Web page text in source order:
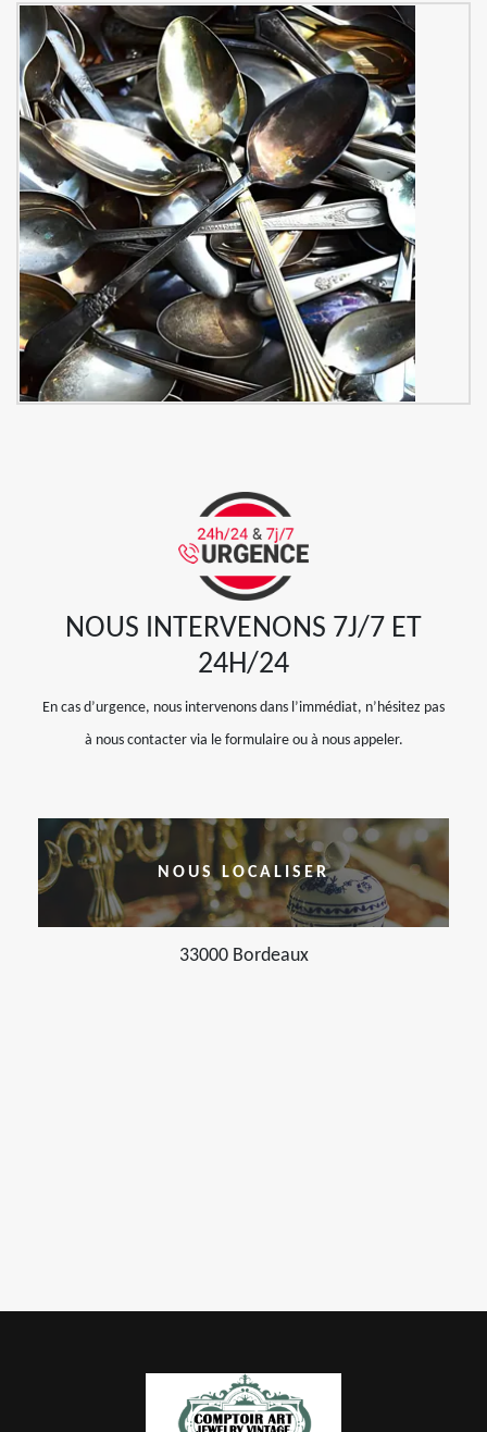
NOUS INTERVENONS 7J/7 ET
24H/24
En cas d’urgence, nous intervenons dans l’immédiat, n’hésitez pas
à nous contacter via le formulaire ou à nous appeler.
NOUS LOCALISER
33000 Bordeaux